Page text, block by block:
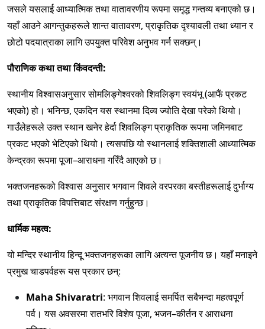
जसले यसलाई आध्यात्मिक तथा वातावरणीय रूपमा समृद्ध गन्तव्य बनाएको छ।
यहाँ आउने आगन्तुकहरूले शान्त वातावरण, प्राकृतिक दृश्यावली तथा ध्यान र
छोटो पदयात्राका लागि उपयुक्त परिवेश अनुभव गर्न सक्छन्।
पौराणिक कथा तथा किंवदन्ती:
स्थानीय विश्वासअनुसार सोमलिङ्गेश्वरको शिवलिङ्ग स्वयंभू (आफैं प्रकट
भएको) हो। भनिन्छ, एकदिन यस स्थानमा दिव्य ज्योति देखा परेको थियो।
गाउँलेहरूले उक्त स्थान खनेर हेर्दा शिवलिङ्ग प्राकृतिक रूपमा जमिनबाट
प्रकट भएको भेटिएको थियो। त्यसपछि यो स्थानलाई शक्तिशाली आध्यात्मिक
केन्द्रका रूपमा पूजा–आराधना गरिँदै आएको छ।
भक्तजनहरूको विश्वास अनुसार भगवान शिवले वरपरका बस्तीहरूलाई दुर्भाग्य
तथा प्राकृतिक विपत्तिबाट संरक्षण गर्नुहुन्छ।
धार्मिक महत्व:
यो मन्दिर स्थानीय हिन्दू भक्तजनहरूका लागि अत्यन्त पूजनीय छ। यहाँ मनाइने
प्रमुख चाडपर्वहरू यस प्रकार छन्:
Maha Shivaratri: भगवान शिवलाई समर्पित सबैभन्दा महत्वपूर्ण
पर्व। यस अवसरमा रातभरि विशेष पूजा, भजन–कीर्तन र आराधना